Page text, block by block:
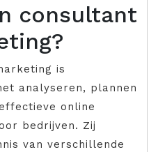
consultant
is
analyseren, plannen
online
bedrijven. Zij
van verschillende